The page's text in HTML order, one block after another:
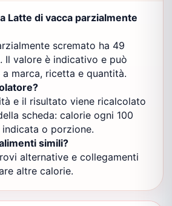
Latte di vacca parzialmente
scremato ha 49
Il valore è indicativo e può
marca, ricetta e quantità.
e il risultato viene ricalcolato
scheda: calorie ogni 100
o porzione.
simili?
alternative e collegamenti
altre calorie.